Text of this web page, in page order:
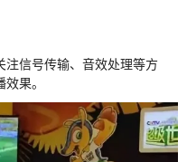
注信号传输、音效处理等方
果。